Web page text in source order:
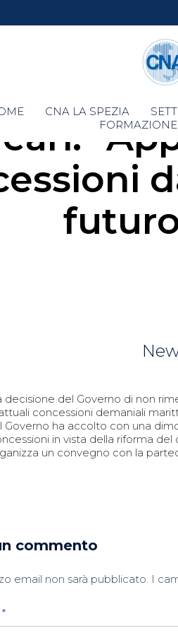
CNA LA SPEZIA
del Governo di non
concessioni demaniali
ha accolto con una
in vista della riforma
un convegno con la
commento
email non sarà pubblicato. I
*